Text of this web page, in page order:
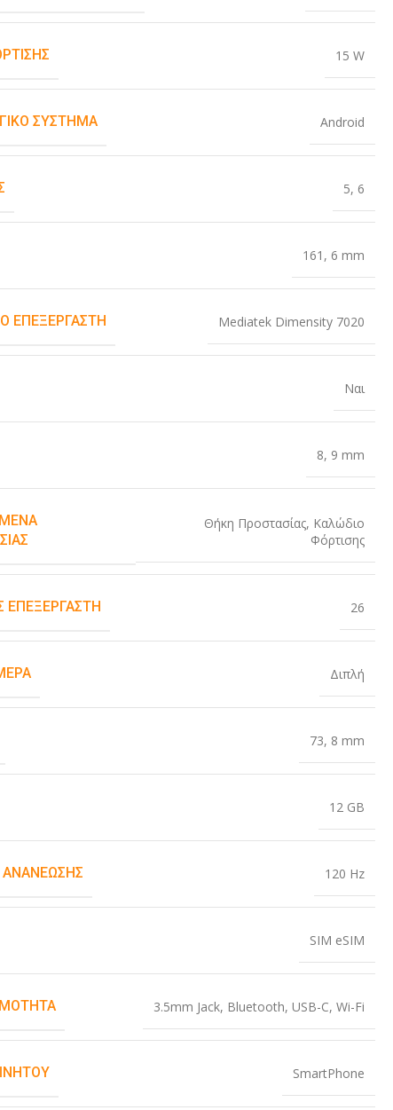
15 W
ΣΎΣΤΗΜΑ Android
5, 6
161 , 6 mm
ΕΠΕΞΕΡΓΑΣΤΉ Mediatek Dimensity 7020
Ναι
8, 9 mm
Θήκη Προστασίας, Καλώδιο
Φόρτισης
ΕΠΕΞΕΡΓΑΣΤΉ 26
Διπλή
73, 8 mm
12 GB
120 Hz
SIM eSIM
3.5mm Jack, Bluetooth, USB-C, Wi-Fi
SmartPhone